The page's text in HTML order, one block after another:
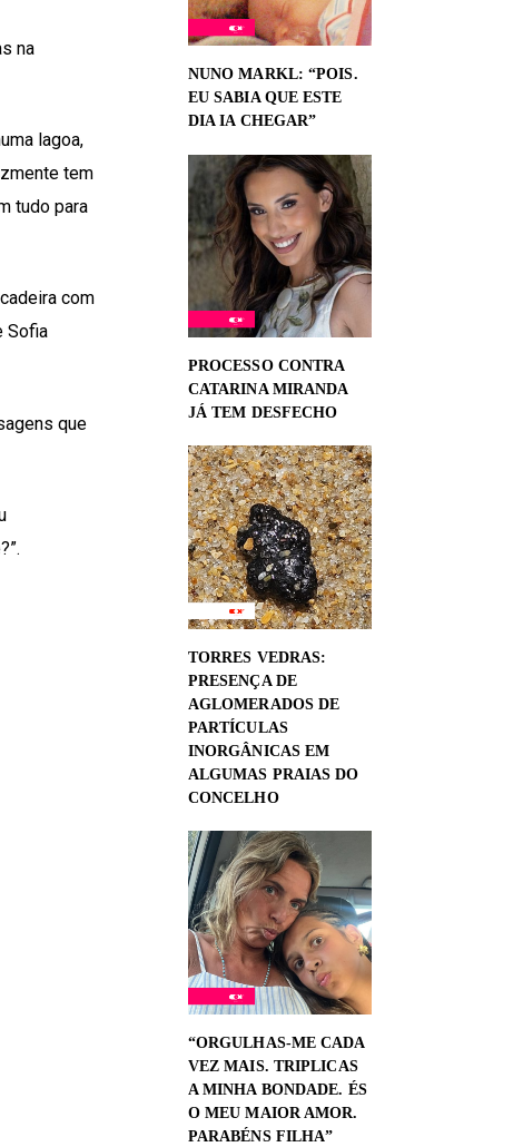
na
lagoa,
tem
tudo para
com
Sofia
que
NUNO MARKL: “POIS.
EU SABIA QUE ESTE
DIA IA CHEGAR”
PROCESSO CONTRA
CATARINA MIRANDA
JÁ TEM DESFECHO
TORRES VEDRAS:
PRESENÇA DE
AGLOMERADOS DE
PARTÍCULAS
INORGÂNICAS EM
ALGUMAS PRAIAS DO
CONCELHO
“ORGULHAS-ME CADA
VEZ MAIS. TRIPLICAS
A MINHA BONDADE. ÉS
O MEU MAIOR AMOR.
PARABÉNS FILHA”